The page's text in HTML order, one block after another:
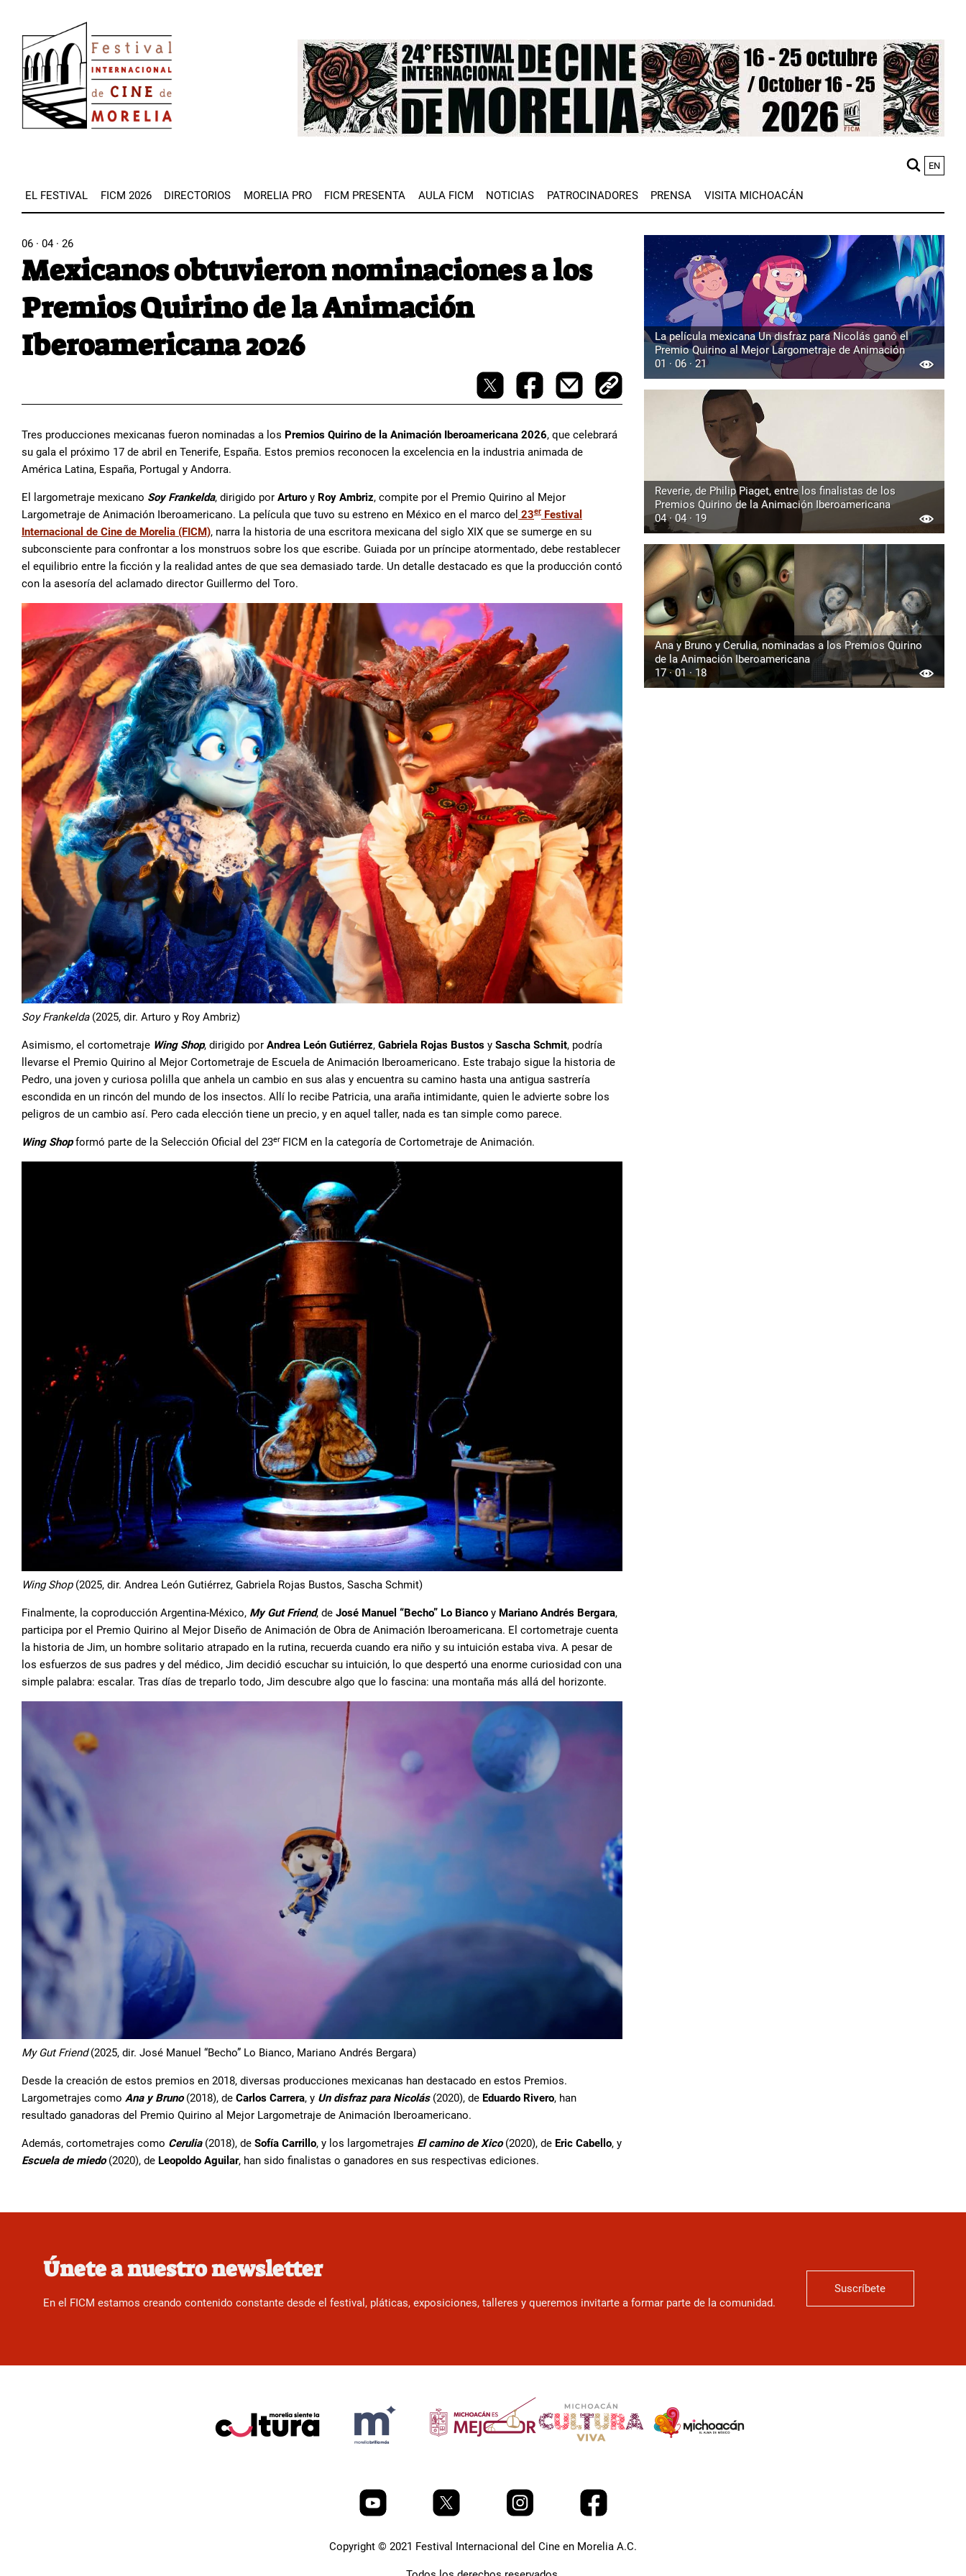
contenido
principal
Image
EN
EL FESTIVAL FICM 2026 DIRECTORIOS MORELIA PRO FICM PRESENTA AULA FICM NOTICIAS PATROCINADORES PRENSA VISITA MICHOACÁN
06 · 04 · 26
Mexicanos obtuvieron nominaciones a los
Premios Quirino de la Animación
Iberoamericana 2026
Tres producciones mexicanas fueron nominadas a los Premios Quirino de la Animación Iberoamericana 2026, que celebrará
su gala el próximo 17 de abril en Tenerife, España. Estos premios reconocen la excelencia en la industria animada de
América Latina, España, Portugal y Andorra.
El largometraje mexicano Soy Frankelda, dirigido por Arturo y Roy Ambriz, compite por el Premio Quirino al Mejor
Largometraje de Animación Iberoamericano. La película que tuvo su estreno en México en el marco del 23er Festival
Internacional de Cine de Morelia (FICM), narra la historia de una escritora mexicana del siglo XIX que se sumerge en su
subconsciente para confrontar a los monstruos sobre los que escribe. Guiada por un príncipe atormentado, debe restablecer
el equilibrio entre la ficción y la realidad antes de que sea demasiado tarde. Un detalle destacado es que la producción contó
con la asesoría del aclamado director Guillermo del Toro.
Soy Frankelda (2025, dir. Arturo y Roy Ambriz)
Asimismo, el cortometraje Wing Shop, dirigido por Andrea León Gutiérrez, Gabriela Rojas Bustos y Sascha Schmit, podría
llevarse el Premio Quirino al Mejor Cortometraje de Escuela de Animación Iberoamericano. Este trabajo sigue la historia de
Pedro, una joven y curiosa polilla que anhela un cambio en sus alas y encuentra su camino hasta una antigua sastrería
escondida en un rincón del mundo de los insectos. Allí lo recibe Patricia, una araña intimidante, quien le advierte sobre los
peligros de un cambio así. Pero cada elección tiene un precio, y en aquel taller, nada es tan simple como parece.
Wing Shopformó parte de la Selección Oficial del 23er FICM en la categoría de Cortometraje de Animación.
Wing Shop(2025, dir. Andrea León Gutiérrez, Gabriela Rojas Bustos, Sascha Schmit)
Finalmente, la coproducción Argentina-México, My Gut Friend, de José Manuel “Becho” Lo Bianco y Mariano Andrés Bergara,
participa por el Premio Quirino al Mejor Diseño de Animación de Obra de Animación Iberoamericana. El cortometraje cuenta
la historia de Jim, un hombre solitario atrapado en la rutina, recuerda cuando era niño y su intuición estaba viva. A pesar de
los esfuerzos de sus padres y del médico, Jim decidió escuchar su intuición, lo que despertó una enorme curiosidad con una
simple palabra: escalar. Tras días de treparlo todo, Jim descubre algo que lo fascina: una montaña más allá del horizonte.
My Gut Friend(2025, dir. José Manuel “Becho” Lo Bianco, Mariano Andrés Bergara)
Desde la creación de estos premios en 2018, diversas producciones mexicanas han destacado en estos Premios.
Largometrajes como Ana y Bruno(2018), de Carlos Carrera, y Un disfraz para Nicolás(2020), de Eduardo Rivero, han
resultado ganadoras del Premio Quirino al Mejor Largometraje de Animación Iberoamericano.
Además, cortometrajes como Cerulia(2018), de Sofía Carrillo, y los largometrajes El camino de Xico(2020), de Eric Cabello, y
Escuela de miedo(2020), de Leopoldo Aguilar, han sido finalistas o ganadores en sus respectivas ediciones.
La película mexicana Un disfraz para Nicolás ganó el
Premio Quirino al Mejor Largometraje de Animación
01 · 06 · 21
Reverie, de Philip Piaget, entre los finalistas de los
Premios Quirino de la Animación Iberoamericana
04 · 04 · 19
Ana y Bruno y Cerulia, nominadas a los Premios Quirino
de la Animación Iberoamericana
17 · 01 · 18
Únete a nuestro newsletter
En el FICM estamos creando contenido constante desde el festival, pláticas, exposiciones, talleres y queremos invitarte a formar parte de la comunidad.
Suscríbete
Copyright © 2021 Festival Internacional del Cine en Morelia A.C.